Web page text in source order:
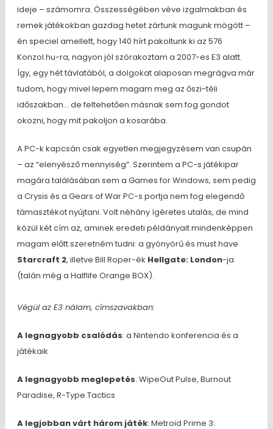
ideje – számomra. Összességében véve izgalmakban és
remek játékokban gazdag hetet zártunk magunk mögött –
én speciel amellett, hogy 140 hírt pakoltunk ki az 576
Konzol.hu-ra, nagyon jól szórakoztam a 2007-es E3 alatt.
Így, egy hét távlatából, a dolgokat alaposan megrágva már
tudom, hogy mivel lepem magam meg az őszi-téli
időszakban… de feltehetően másnak sem fog gondot
okozni, hogy mit pakoljon a kosarába.
A PC-k kapcsán csak egyetlen megjegyzésem van csupán
– az “elenyésző mennyiség”. Szerintem a PC-s játékipar
magára találásában sem a Games for Windows, sem pedig
a Crysis és a Gears of War PC-s portja nem fog elegendő
támasztékot nyújtani. Volt néhány ígéretes utalás, de mind
közül két cím az, aminek eredeti példányait mindenképpen
magam előtt szeretném tudni: a gyönyörű és must have
Starcraft 2, illetve Bill Roper-ék Hellgate: London-ja
(talán még a Halflife Orange BOX).
Végül az E3 nálam, címszavakban:
A legnagyobb csalódás: a Nintendo konferencia és a
játékaik
A legnagyobb meglepetés: WipeOut Pulse, Burnout
Paradise, R-Type Tactics
A legjobban várt három játék: Metroid Prime 3: